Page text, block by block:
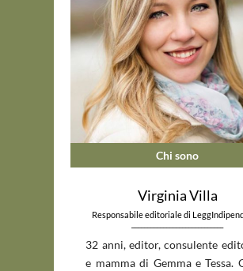
Chi sono
Virginia Villa
Responsabile editoriale di
32 anni, editor, consulente
e mamma di Gemma e Tessa.